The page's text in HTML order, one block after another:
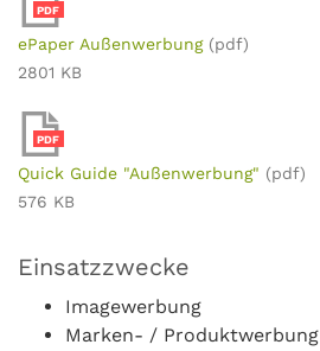
PDF
ePaper Außenwerbung (pdf)
2801 KB
PDF
Quick Guide "Außenwerbung" (pdf)
576 KB
Einsatzzwecke
Imagewerbung
Marken- / Produktwerbung